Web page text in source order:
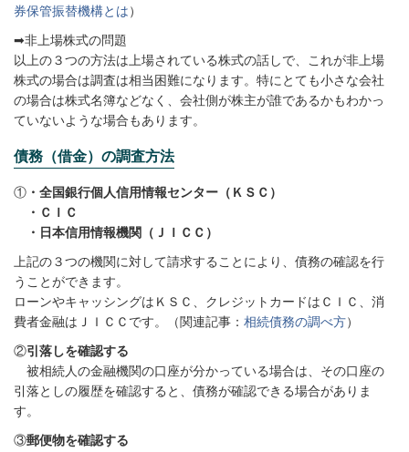
券保管振替機構とは）
➡非上場株式の問題
以上の３つの方法は上場されている株式の話しで、これが非上場
株式の場合は調査は相当困難になります。特にとても小さな会社
の場合は株式名簿などなく、会社側が株主が誰であるかもわかっ
ていないような場合もあります。
債務（借金）の調査方法
① ・全国銀行個人信用情報センター（ＫＳＣ）
・ＣＩＣ
・日本信用情報機関（ＪＩＣＣ）
上記の３つの機関に対して請求することにより、債務の確認を行
うことができます。
ローンやキャッシングはＫＳＣ、クレジットカードはＣＩＣ、消
費者金融はＪＩＣＣです。（関連記事： 相続債務の調べ方）
②引落しを確認する
被相続人の金融機関の口座が分かっている場合は、その口座の
引落としの履歴を確認すると、債務が確認できる場合がありま
す。
③郵便物を確認する